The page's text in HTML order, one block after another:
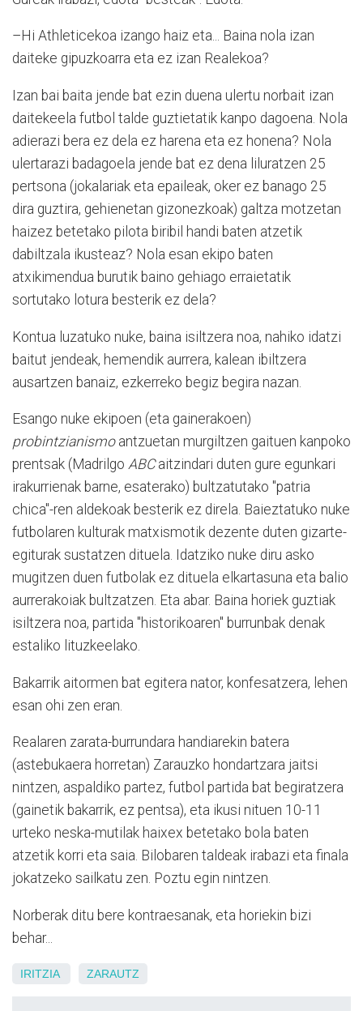
–Hi Athleticekoa izango haiz eta... Baina nola izan
daiteke gipuzkoarra eta ez izan Realekoa?
Izan bai baita jende bat ezin duena ulertu norbait izan
daitekeela futbol talde guztietatik kanpo dagoena. Nola
adierazi bera ez dela ez harena eta ez honena? Nola
ulertarazi badagoela jende bat ez dena liluratzen 25
pertsona (jokalariak eta epaileak, oker ez banago 25
dira guztira, gehienetan gizonezkoak) galtza motzetan
haizez betetako pilota biribil handi baten atzetik
dabiltzala ikusteaz? Nola esan ekipo baten
atxikimendua burutik baino gehiago erraietatik
sortutako lotura besterik ez dela?
Kontua luzatuko nuke, baina isiltzera noa, nahiko idatzi
baitut jendeak, hemendik aurrera, kalean ibiltzera
ausartzen banaiz, ezkerreko begiz begira nazan.
Esango nuke ekipoen (eta gainerakoen)
probintzianismoantzuetan murgiltzen gaituen kanpoko
prentsak (Madrilgo ABCaitzindari duten gure egunkari
irakurrienak barne, esaterako) bultzatutako "patria
chica"-ren aldekoak besterik ez direla. Baieztatuko nuke
futbolaren kulturak matxismotik dezente duten gizarte-
egiturak sustatzen dituela. Idatziko nuke diru asko
mugitzen duen futbolak ez dituela elkartasuna eta balio
aurrerakoiak bultzatzen. Eta abar. Baina horiek guztiak
isiltzera noa, partida "historikoaren" burrunbak denak
estaliko lituzkeelako.
Bakarrik aitormen bat egitera nator, konfesatzera, lehen
esan ohi zen eran.
Realaren zarata-burrundara handiarekin batera
(astebukaera horretan) Zarauzko hondartzara jaitsi
nintzen, aspaldiko partez, futbol partida bat begiratzera
(gainetik bakarrik, ez pentsa), eta ikusi nituen 10-11
urteko neska-mutilak haixex betetako bola baten
atzetik korri eta saia. Bilobaren taldeak irabazi eta finala
jokatzeko sailkatu zen. Poztu egin nintzen.
Norberak ditu bere kontraesanak, eta horiekin bizi
behar...
IRITZIA ZARAUTZ